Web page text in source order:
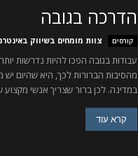
הדרכה בגובה
קורסים צוות מומחים בשיווק
עבודות בגובה הפכו להיות נדרשות
מהסיבות הברורות לכך, היא שהיום יש
במדינה. לכן ברור שצריך אנשי מקצוע
קרא עוד